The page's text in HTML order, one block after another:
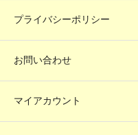
プライバシーポリシー
お問い合わせ
マイアカウント